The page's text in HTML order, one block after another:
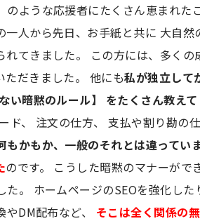
ような応援者にたくさん恵まれた
人から先日、お手紙と共に 大自然
てきました。 この方には、多くの
ただきました。 他にも私が独立して
い暗黙のルール】
をたくさん教え
ド、 注文の仕方、 支払や割り勘の
もかもか、一般のそれとは違ってい
のです。 こうした暗黙のマナーがで
。 ホームページのSEOを強化した
DM配布など、 そこは全く関係の